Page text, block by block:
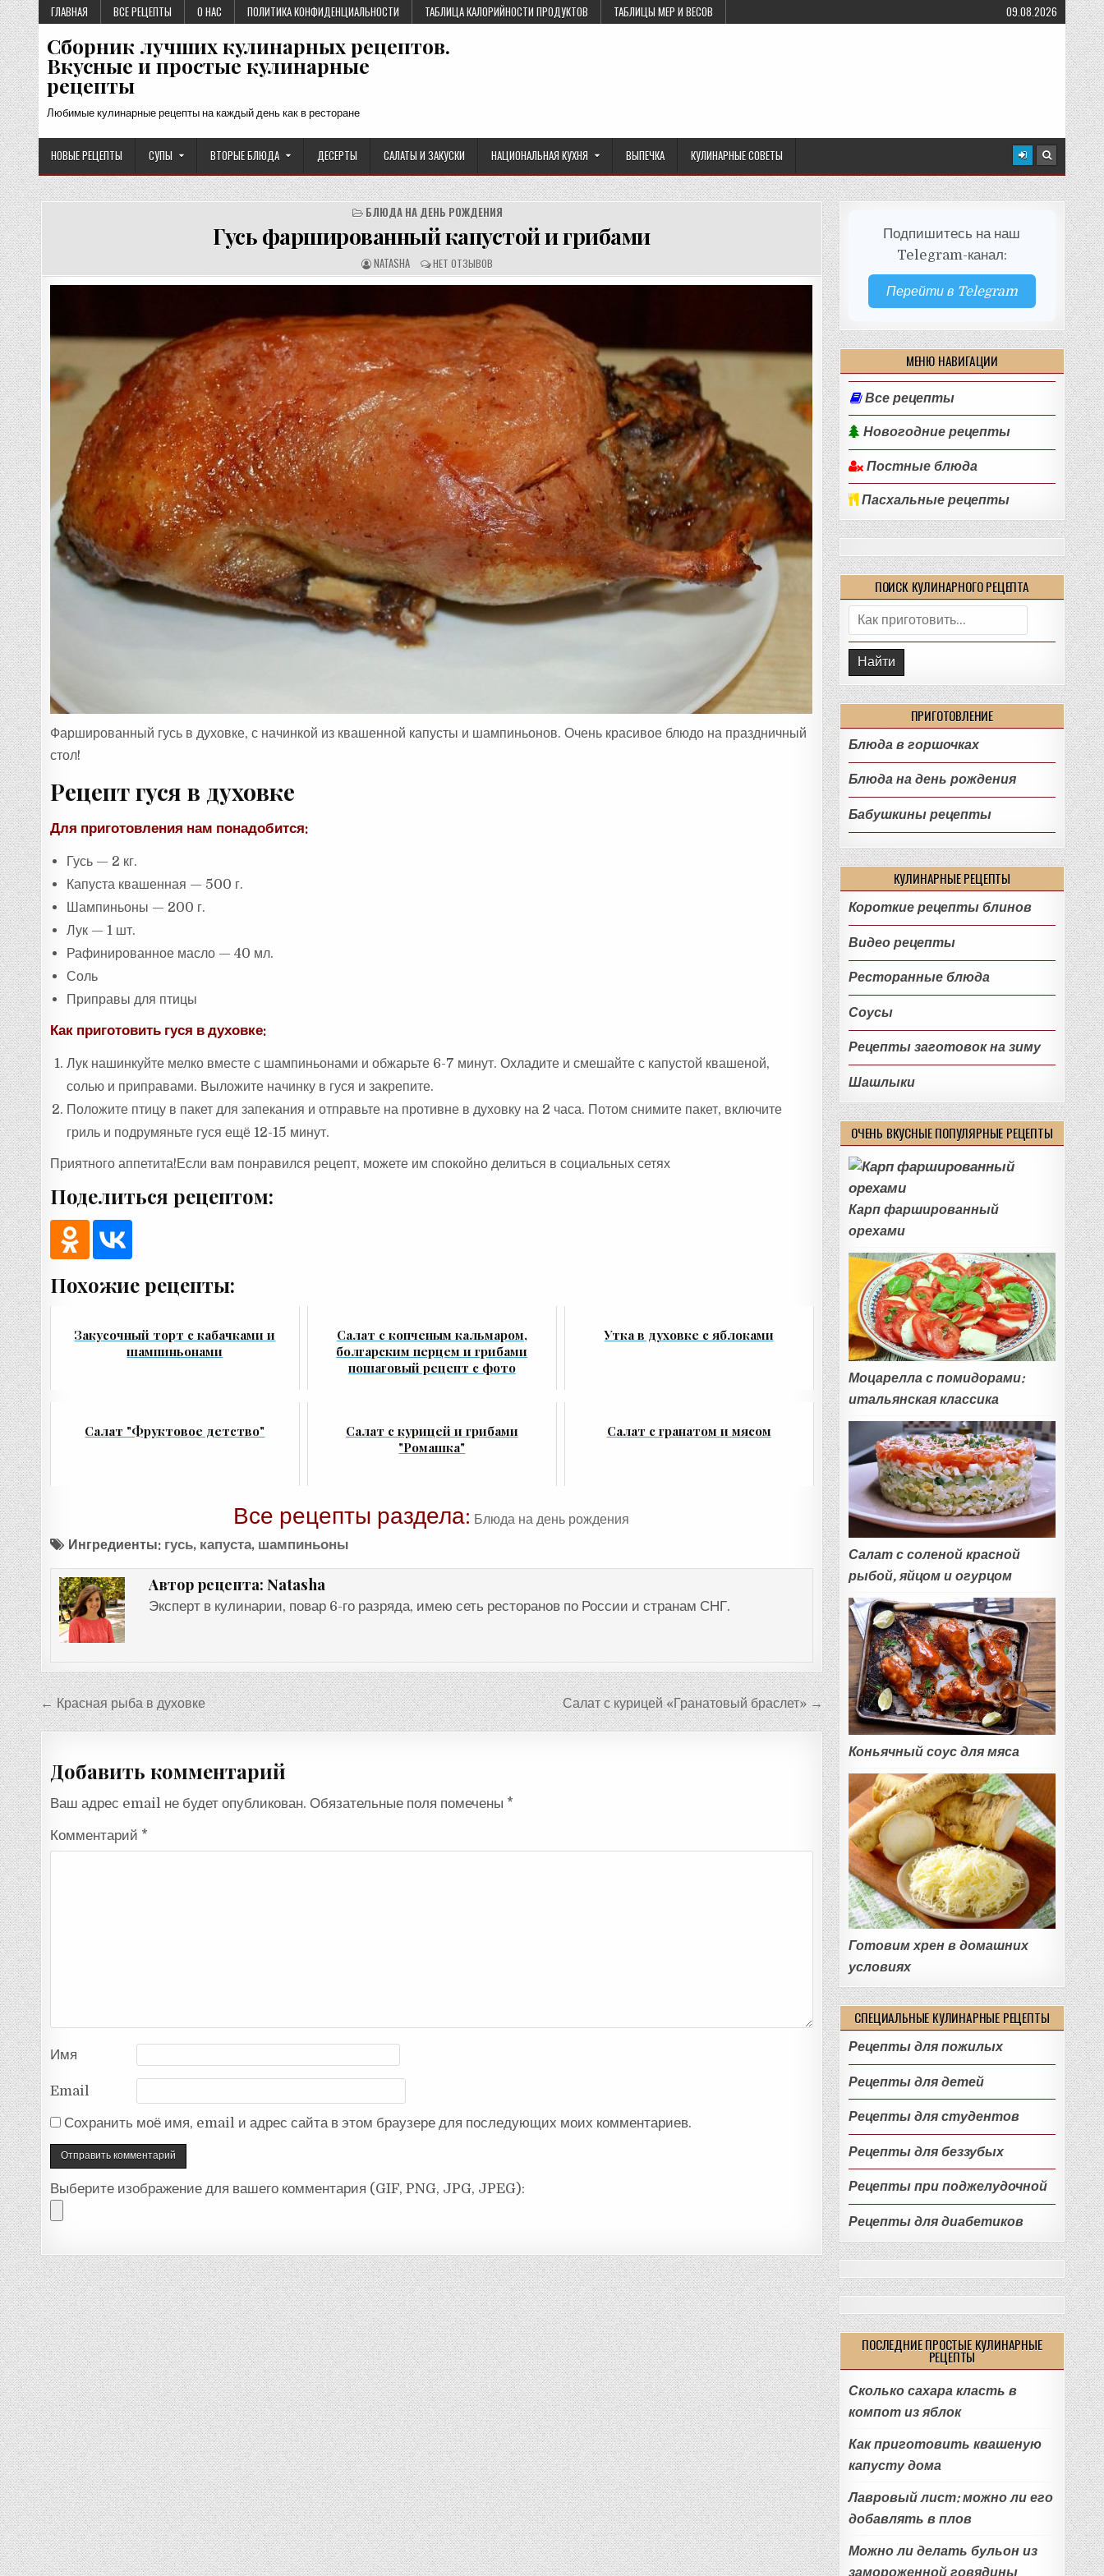
Перейти
к
содержимому
ГЛАВНАЯ ВСЕ РЕЦЕПТЫ О НАС ПОЛИТИКА КОНФИДЕНЦИАЛЬНОСТИ ТАБЛИЦА КАЛОРИЙНОСТИ ПРОДУКТОВ ТАБЛИЦЫ МЕР И ВЕСОВ 09.08.2026
Сборник лучших кулинарных рецептов.
Вкусные и простые кулинарные
рецепты
Любимые кулинарные рецепты на каждый день как в ресторане
НОВЫЕ РЕЦЕПТЫ СУПЫ ВТОРЫЕ БЛЮДА ДЕСЕРТЫ САЛАТЫ И ЗАКУСКИ НАЦИОНАЛЬНАЯ КУХНЯ ВЫПЕЧКА КУЛИНАРНЫЕ СОВЕТЫ
БЛЮДА НА ДЕНЬ РОЖДЕНИЯ
Гусь фаршированный капустой и грибами
А
В
Т
Р
Е
Ц
Е
П
Т
А
:
NATASHA О
Т
З
Ы
:
НЕТ ОТЗЫВОВ
Фаршированный гусь в духовке, с начинкой из квашенной капусты и шампиньонов. Очень красивое блюдо на праздничный
стол!
Рецепт гуся в духовке
Для приготовления нам понадобится:
Гусь — 2 кг.
Капуста квашенная — 500 г.
Шампиньоны — 200 г.
Лук — 1 шт.
Рафинированное масло — 40 мл.
Соль
Приправы для птицы
Как приготовить гуся в духовке:
Лук нашинкуйте мелко вместе с шампиньонами и обжарьте 6-7 минут. Охладите и смешайте с капустой квашеной,
солью и приправами. Выложите начинку в гуся и закрепите.
Положите птицу в пакет для запекания и отправьте на противне в духовку на 2 часа. Потом снимите пакет, включите
гриль и подрумяньте гуся ещё 12-15 минут.
Приятного аппетита!Если вам понравился рецепт, можете им спокойно делиться в социальных сетях
Поделиться рецептом:
Похожие рецепты:
Закусочный торт с кабачками и
шампиньонами
Салат с копченым кальмаром,
болгарским перцем и грибами
пошаговый рецепт с фото
Утка в духовке с яблоками
Салат "Фруктовое детство"
Салат с курицей и грибами
"Ромашка"
Салат с гранатом и мясом
Все рецепты раздела: Блюда на день рождения
Ингредиенты: гусь, капуста, шампиньоны
Автор рецепта: Natasha
Эксперт в кулинарии, повар 6-го разряда, имею сеть ресторанов по России и странам СНГ.
Навигация
по
записям
← Красная рыба в духовке Салат с курицей «Гранатовый браслет» →
Добавить комментарий
Ваш адрес email не будет опубликован. Обязательные поля помечены *
Комментарий *
Имя
Email
Сохранить моё имя, email и адрес сайта в этом браузере для последующих моих комментариев.
Выберите изображение для вашего комментария (GIF, PNG, JPG, JPEG):
Подпишитесь на наш
Telegram-канал:
Перейти в Telegram
МЕНЮ НАВИГАЦИИ
Все рецепты
Новогодние рецепты
Постные блюда
Пасхальные рецепты
ПОИСК КУЛИНАРНОГО РЕЦЕПТА
Поиск:
ПРИГОТОВЛЕНИЕ
Блюда в горшочках
Блюда на день рождения
Бабушкины рецепты
КУЛИНАРНЫЕ РЕЦЕПТЫ
Короткие рецепты блинов
Видео рецепты
Ресторанные блюда
Соусы
Рецепты заготовок на зиму
Шашлыки
ОЧЕНЬ ВКУСНЫЕ ПОПУЛЯРНЫЕ РЕЦЕПТЫ
Карп фаршированный
орехами
Моцарелла с помидорами:
итальянская классика
Салат с соленой красной
рыбой, яйцом и огурцом
Коньячный соус для мяса
Готовим хрен в домашних
условиях
СПЕЦИАЛЬНЫЕ КУЛИНАРНЫЕ РЕЦЕПТЫ
Рецепты для пожилых
Рецепты для детей
Рецепты для студентов
Рецепты для беззубых
Рецепты при поджелудочной
Рецепты для диабетиков
ПОСЛЕДНИЕ ПРОСТЫЕ КУЛИНАРНЫЕ
РЕЦЕПТЫ
Сколько сахара класть в
компот из яблок
Как приготовить квашеную
капусту дома
Лавровый лист: можно ли его
добавлять в плов
Можно ли делать бульон из
замороженной говядины